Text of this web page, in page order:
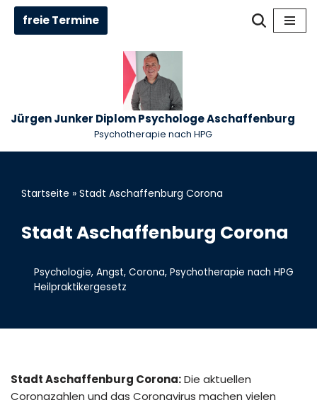
Zum
freie Termine
Jürgen Junker Diplom Psychologe Aschaffenburg
Psychotherapie nach HPG
Startseite » Stadt Aschaffenburg Corona
Stadt Aschaffenburg Corona
Psychologie, Angst, Corona, Psychotherapie nach HPG
Heilpraktikergesetz
Stadt Aschaffenburg Corona:Die aktuellen
Coronazahlen und das Coronavirus machen vielen